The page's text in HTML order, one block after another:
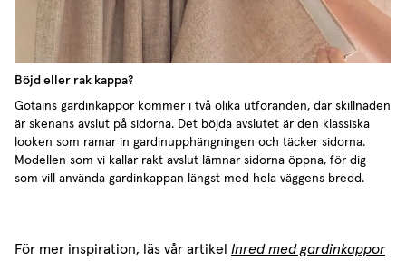
Böjd eller rak kappa?
Gotains gardinkappor kommer i två olika utföranden, där skillnaden
är skenans avslut på sidorna. Det böjda avslutet är den klassiska
looken som ramar in gardinupphängningen och täcker sidorna.
Modellen som vi kallar rakt avslut lämnar sidorna öppna, för dig
som vill använda gardinkappan längst med hela väggens bredd.
För mer inspiration, läs vår artikel Inred med gardinkappor